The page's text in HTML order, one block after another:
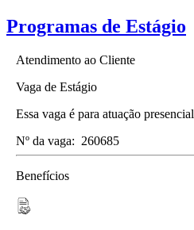
Programas de Estágio
Atendimento ao Cliente
Vaga de Estágio
Essa vaga é para atuação presencial
Nº da vaga: 260685
Benefícios